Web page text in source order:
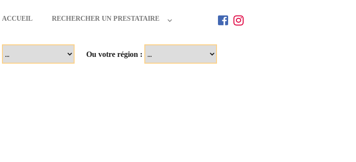
ACCUEIL RECHERCHER UN PRESTATAIRE
Ou votre région :